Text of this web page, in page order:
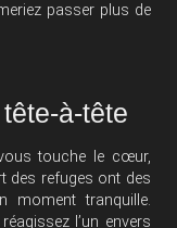
passer plus de
à-tête
touche le cœur,
des refuges ont des
moment tranquille.
l’un envers